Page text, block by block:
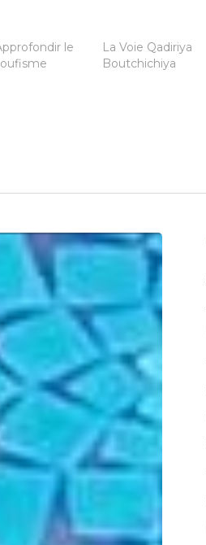
le
La Voie Qadiriya
Boutchichiya